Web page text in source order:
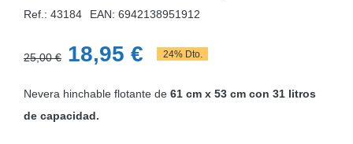
Ref.: 43184 EAN: 6942138951912
25,00€ El
original
18,95 €El
actual
24% Dto.
Nevera hinchable flotante de61 cm x 53 cm con 31 litros
de capacidad.